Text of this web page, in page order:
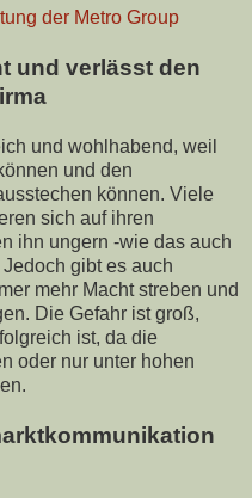
der Metro Group
und verlässt den
und wohlhabend, weil
und den
können. Viele
sich auf ihren
ihn ungern -wie das auch
gibt es auch
mehr Macht streben und
Die Gefahr ist groß,
ist, da die
oder nur unter hohen